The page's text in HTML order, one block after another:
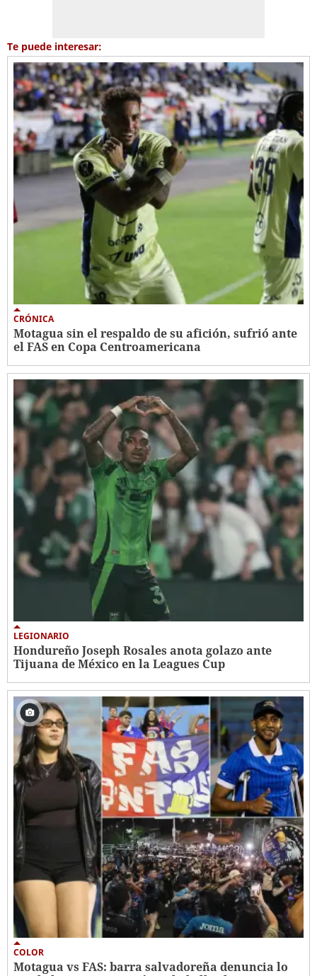
Te puede interesar:
CRÓNICA
Motagua sin el respaldo de su afición, sufrió ante
el FAS en Copa Centroamericana
LEGIONARIO
Hondureño Joseph Rosales anota golazo ante
Tijuana de México en la Leagues Cup
COLOR
Motagua vs FAS: barra salvadoreña denuncia lo